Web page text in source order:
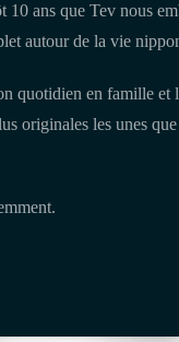
10 ans que Tev nous
autour de la vie
quotidien en famille et
originales les unes